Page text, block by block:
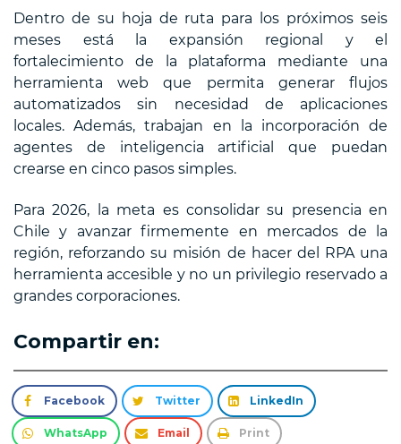
Dentro de su hoja de ruta para los próximos seis
meses está la expansión regional y el
fortalecimiento de la plataforma mediante una
herramienta web que permita generar flujos
automatizados sin necesidad de aplicaciones
locales. Además, trabajan en la incorporación de
agentes de inteligencia artificial que puedan
crearse en cinco pasos simples.
Para 2026, la meta es consolidar su presencia en
Chile y avanzar firmemente en mercados de la
región, reforzando su misión de hacer del RPA una
herramienta accesible y no un privilegio reservado a
grandes corporaciones.
Compartir en:
Facebook Twitter LinkedIn
WhatsApp Email Print